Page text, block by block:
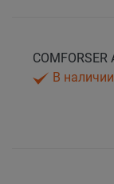
В наличии